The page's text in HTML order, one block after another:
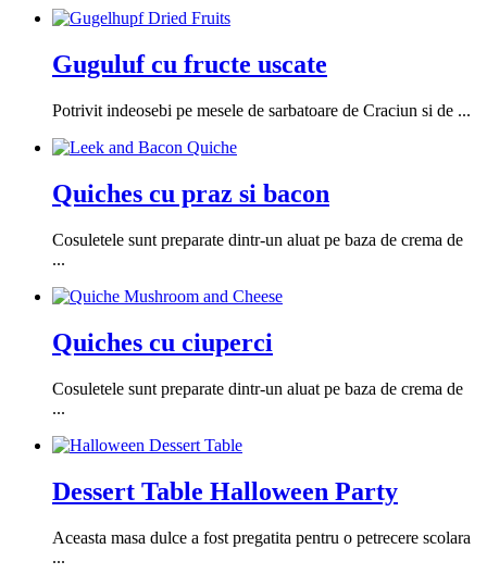
Guguluf cu fructe uscate
Potrivit indeosebi pe mesele de sarbatoare de Craciun si de ...
Quiches cu praz si bacon
Cosuletele sunt preparate dintr-un aluat pe baza de crema de
...
Quiches cu ciuperci
Cosuletele sunt preparate dintr-un aluat pe baza de crema de
...
Dessert Table Halloween Party
Aceasta masa dulce a fost pregatita pentru o petrecere scolara
...